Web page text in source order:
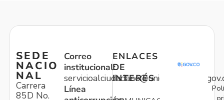
SEDE
NACIO
NAL
Carrera
85D No.
Correo
institucional:
Línea
ENLACES
DE
INTERÉS